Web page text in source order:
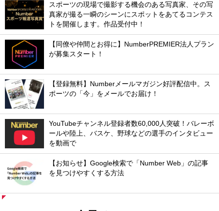
スポーツの現場で撮影する機会のある写真家、その写
真家が撮る一瞬のシーンにスポットをあてるコンテス
トを開催します。作品受付中！
【同僚や仲間とお得に】NumberPREMIER法人プラン
が募集スタート！
【登録無料】Numberメールマガジン好評配信中。ス
ポーツの「今」をメールでお届け！
YouTubeチャンネル登録者数60,000人突破！バレーボ
ールや陸上、バスケ、野球などの選手のインタビュー
を動画で
【お知らせ】Google検索で「Number Web」の記事
を見つけやすくする方法